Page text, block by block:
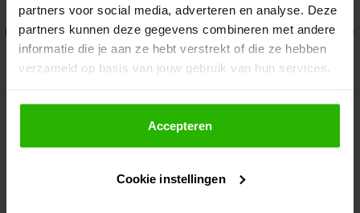
partners voor social media, adverteren en analyse. Deze
partners kunnen deze gegevens combineren met andere
informatie die je aan ze hebt verstrekt of die ze hebben
verzameld op basis van jouw gebruik van hun services.
Als je op "Accepteer" klikt, dan geef je Voordeeluitjes.nl
toestemming om cookies voor social media en
gepersonaliseerde advertenties te plaatsen.
Lees hier meer over in onsprivacybeleid
Accepteren
Cookie instellingen
Application error: a client-side exception has occurred while
loadingwww.voordeeluitjes.nl (see the browser console for more
information).